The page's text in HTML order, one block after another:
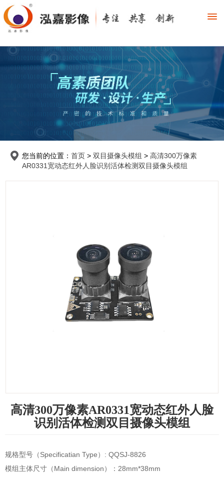
您当前的位置： 首页 > 双目摄像头模组 > 高清300万像素
AR0331宽动态红外人脸识别活体检测双目摄像头模组
高清300万像素AR0331宽动态红外人脸
识别活体检测双目摄像头模组
规格型号（Specificatian Type）: QQSJ-8826
模组主体尺寸（Main dimension）：28mm*38mm